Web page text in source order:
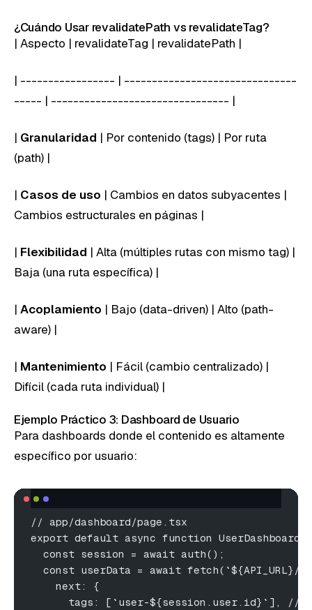
¿Cuándo Usar revalidatePath vs revalidateTag?
| Aspecto | revalidateTag | revalidatePath |
| ----------------- | -------------------------------
----- | -------------------------------- |
| Granularidad | Por contenido (tags) | Por ruta
(path) |
| Casos de uso | Cambios en datos subyacentes |
Cambios estructurales en páginas |
| Flexibilidad | Alta (múltiples rutas con mismo tag) |
Baja (una ruta específica) |
| Acoplamiento | Bajo (data-driven) | Alto (path-
aware) |
| Mantenimiento | Fácil (cambio centralizado) |
Difícil (cada ruta individual) |
Ejemplo Práctico 3: Dashboard de Usuario
Para dashboards donde el contenido es altamente
específico por usuario:
// app/dashboard/page.tsx
export default async function
  const session = await auth();
const userData = await fetch(`${API_URL}/
    next: {
tags: [`user-${session.user.id}`], //